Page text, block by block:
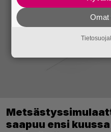
saapuu ensi
Omat